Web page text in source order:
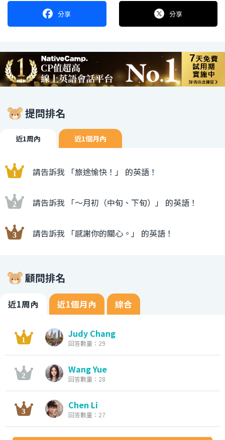
分享 分享
提問排名
近1周內 近1個月內
請告訴我 「旅途愉快！」 的英語！
請告訴我 「〜月初（中旬、下旬）」 的英語！
請告訴我 「感謝你的關心。」 的英語！
顧問排名
近1周內 近1個月內 綜合
Judy Chang
回答數量：29
Wang Yue
回答數量：28
Chen Li
回答數量：27